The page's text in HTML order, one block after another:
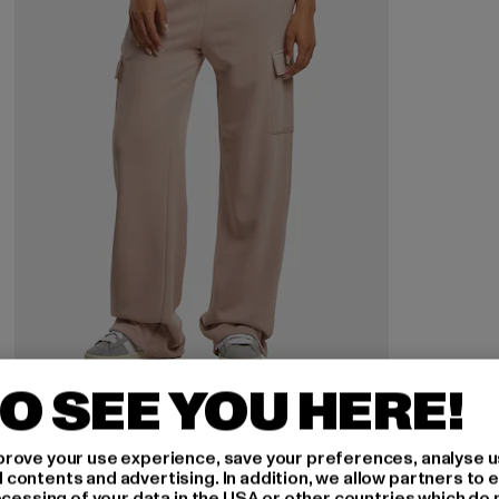
URBAN CLASSICS
Ladies Baggy Light Terry
17,50 EUR
Derzeitiger Preis: 17,50 EUR
39,99 EURAktionspreis: 39,99 EUR
SEE YOU HERE!
your use experience, save your preferences, analyse
and advertising. In addition, we allow partners to